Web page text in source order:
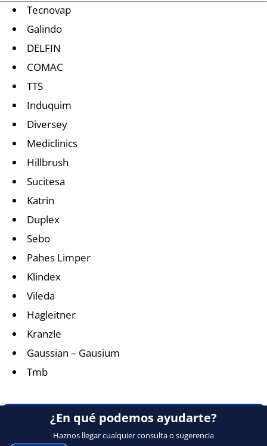
Tecnovap
Galindo
DELFIN
COMAC
TTS
Induquim
Diversey
Mediclinics
Hillbrush
Sucitesa
Katrin
Duplex
Sebo
Pahes Limper
Klindex
Vileda
Hagleitner
Kranzle
Gaussian – Gausium
Tmb
¿En qué podemos ayudarte?
Haznos llegar cualquier consulta o sugerencia